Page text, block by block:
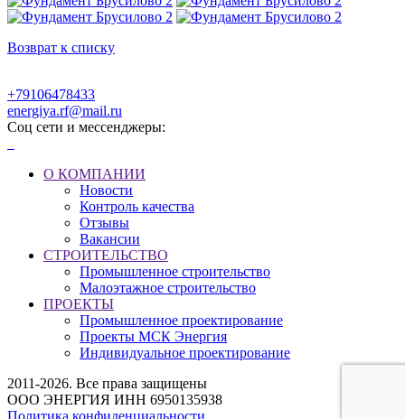
Возврат к списку
+79106478433
energiya.rf@mail.ru
Соц сети и мессенджеры:
О КОМПАНИИ
Новости
Контроль качества
Отзывы
Вакансии
СТРОИТЕЛЬСТВО
Промышленное строительство
Малоэтажное строительство
ПРОЕКТЫ
Промышленное проектирование
Проекты МСК Энергия
Индивидуальное проектирование
2011-2026. Все права защищены
ООО ЭНЕРГИЯ ИНН 6950135938
Политика конфиденциальности